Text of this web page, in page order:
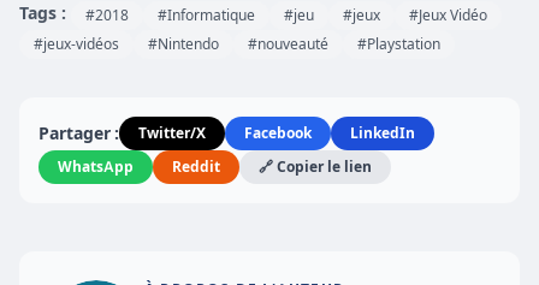
Tags : #2018 #Informatique #jeu #jeux
#Jeux Vidéo
#jeux-vidéos
#Nintendo #nouveauté #Playstation
Partager : Twitter/X Facebook
LinkedIn
WhatsApp
Reddit 🔗 Copier le lien